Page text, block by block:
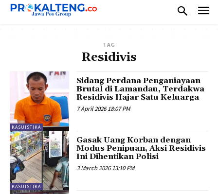
TAG
Residivis
KASUISTIKA
Sidang Perdana Penganiayaan
Brutal di Lamandau, Terdakwa
Residivis Hajar Satu Keluarga
7 April 2026 18:07 PM
KASUISTIKA
Gasak Uang Korban dengan
Modus Penipuan, Aksi Residivis
Ini Dihentikan Polisi
3 March 2026 13:10 PM